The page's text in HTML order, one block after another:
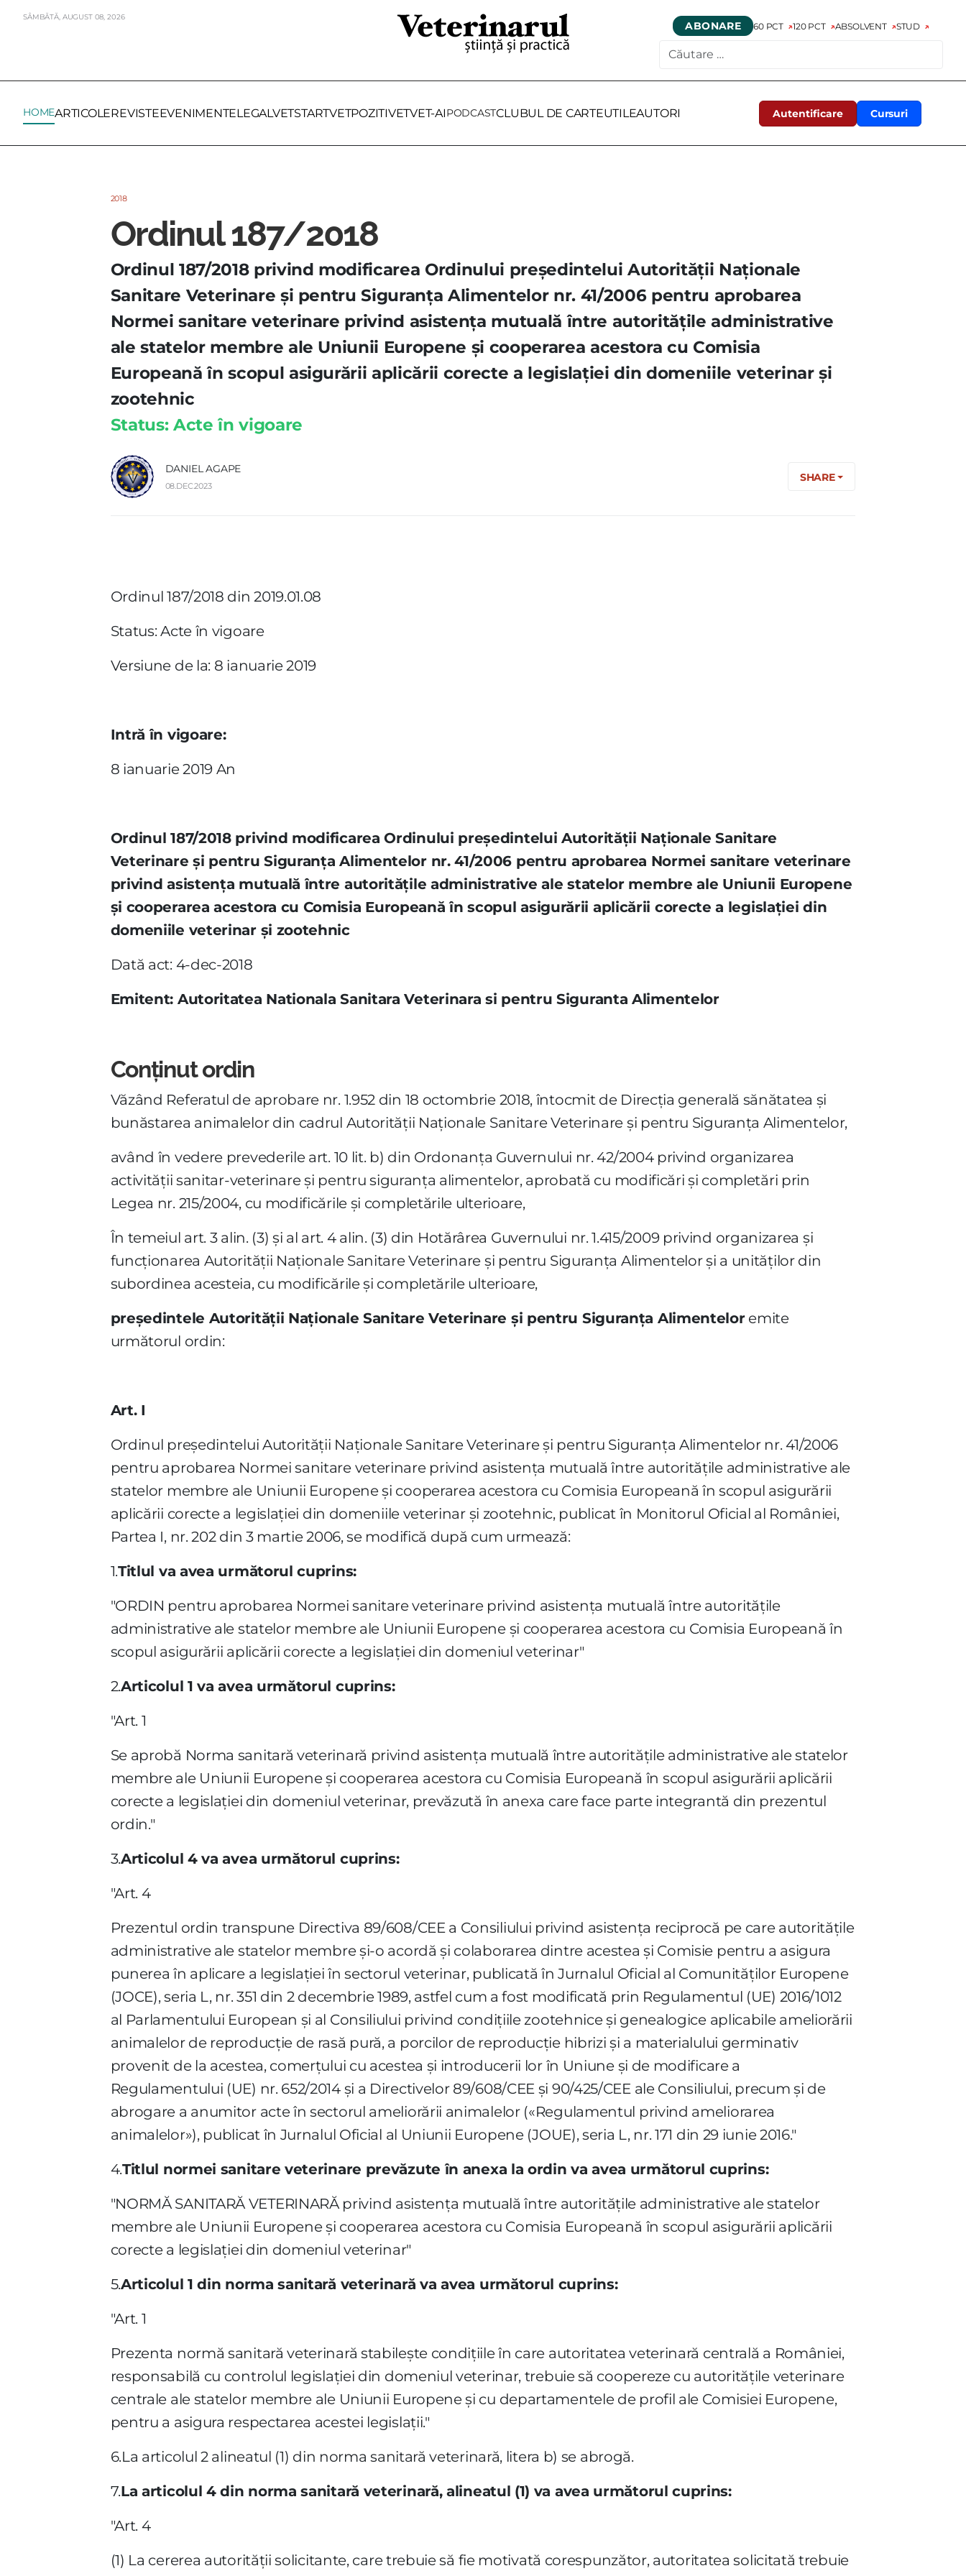
SÂMBĂTĂ, AUGUST 08,2026
ABONARE 60 PCT 120 PCT ABSOLVENT STUD
Autentificare Cursuri
HOMEARTICOLEREVISTEEVENIMENTELEGALVETSTARTVETPOZITIVETVET-AIPODCASTCLUBUL DE CARTEUTILEAUTORI
2018
Ordinul 187/2018
Ordinul 187/2018 privind modificarea Ordinului preşedintelui Autorităţii Naţionale
Sanitare Veterinare şi pentru Siguranţa Alimentelor nr. 41/2006 pentru aprobarea
Normei sanitare veterinare privind asistenţa mutuală între autorităţile administrative
ale statelor membre ale Uniunii Europene şi cooperarea acestora cu Comisia
Europeană în scopul asigurării aplicării corecte a legislaţiei din domeniile veterinar şi
zootehnic
Status: Acte în vigoare
DANIEL AGAPE
08.DEC.2023
SHARE
Ordinul 187/2018 din 2019.01.08
Status: Acte în vigoare
Versiune de la: 8 ianuarie 2019
Intră în vigoare:
8 ianuarie 2019 An
Ordinul 187/2018 privind modificarea Ordinului preşedintelui Autorităţii Naţionale Sanitare
Veterinare şi pentru Siguranţa Alimentelor nr. 41/2006 pentru aprobarea Normei sanitare veterinare
privind asistenţa mutuală între autorităţile administrative ale statelor membre ale Uniunii Europene
şi cooperarea acestora cu Comisia Europeană în scopul asigurării aplicării corecte a legislaţiei din
domeniile veterinar şi zootehnic
Dată act: 4-dec-2018
Emitent: Autoritatea Nationala Sanitara Veterinara si pentru Siguranta Alimentelor
Conținut ordin
Văzând Referatul de aprobare nr. 1.952 din 18 octombrie 2018, întocmit de Direcţia generală sănătatea şi
bunăstarea animalelor din cadrul Autorităţii Naţionale Sanitare Veterinare şi pentru Siguranţa Alimentelor,
având în vedere prevederile art. 10 lit. b) din Ordonanţa Guvernului nr. 42/2004 privind organizarea
activităţii sanitar-veterinare şi pentru siguranţa alimentelor, aprobată cu modificări şi completări prin
Legea nr. 215/2004, cu modificările şi completările ulterioare,
În temeiul art. 3 alin. (3) şi al art. 4 alin. (3) din Hotărârea Guvernului nr. 1.415/2009 privind organizarea şi
funcţionarea Autorităţii Naţionale Sanitare Veterinare şi pentru Siguranţa Alimentelor şi a unităţilor din
subordinea acesteia, cu modificările şi completările ulterioare,
preşedintele Autorităţii Naţionale Sanitare Veterinare şi pentru Siguranţa Alimenteloremite
următorul ordin:
Art. I
Ordinul preşedintelui Autorităţii Naţionale Sanitare Veterinare şi pentru Siguranţa Alimentelor nr. 41/2006
pentru aprobarea Normei sanitare veterinare privind asistenţa mutuală între autorităţile administrative ale
statelor membre ale Uniunii Europene şi cooperarea acestora cu Comisia Europeană în scopul asigurării
aplicării corecte a legislaţiei din domeniile veterinar şi zootehnic, publicat în Monitorul Oficial al României,
Partea I, nr. 202 din 3 martie 2006, se modifică după cum urmează:
1.Titlul va avea următorul cuprins:
"ORDIN pentru aprobarea Normei sanitare veterinare privind asistenţa mutuală între autorităţile
administrative ale statelor membre ale Uniunii Europene şi cooperarea acestora cu Comisia Europeană în
scopul asigurării aplicării corecte a legislaţiei din domeniul veterinar"
2.Articolul 1 va avea următorul cuprins:
"Art. 1
Se aprobă Norma sanitară veterinară privind asistenţa mutuală între autorităţile administrative ale statelor
membre ale Uniunii Europene şi cooperarea acestora cu Comisia Europeană în scopul asigurării aplicării
corecte a legislaţiei din domeniul veterinar, prevăzută în anexa care face parte integrantă din prezentul
ordin."
3.Articolul 4 va avea următorul cuprins:
"Art. 4
Prezentul ordin transpune Directiva 89/608/CEE a Consiliului privind asistenţa reciprocă pe care autorităţile
administrative ale statelor membre şi-o acordă şi colaborarea dintre acestea şi Comisie pentru a asigura
punerea în aplicare a legislaţiei în sectorul veterinar, publicată în Jurnalul Oficial al Comunităţilor Europene
(JOCE), seria L, nr. 351 din 2 decembrie 1989, astfel cum a fost modificată prin Regulamentul (UE) 2016/1012
al Parlamentului European şi al Consiliului privind condiţiile zootehnice şi genealogice aplicabile ameliorării
animalelor de reproducţie de rasă pură, a porcilor de reproducţie hibrizi şi a materialului germinativ
provenit de la acestea, comerţului cu acestea şi introducerii lor în Uniune şi de modificare a
Regulamentului (UE) nr. 652/2014 şi a Directivelor 89/608/CEE şi 90/425/CEE ale Consiliului, precum şi de
abrogare a anumitor acte în sectorul ameliorării animalelor («Regulamentul privind ameliorarea
animalelor»), publicat în Jurnalul Oficial al Uniunii Europene (JOUE), seria L, nr. 171 din 29 iunie 2016."
4.Titlul normei sanitare veterinare prevăzute în anexa la ordin va avea următorul cuprins:
"NORMĂ SANITARĂ VETERINARĂ privind asistenţa mutuală între autorităţile administrative ale statelor
membre ale Uniunii Europene şi cooperarea acestora cu Comisia Europeană în scopul asigurării aplicării
corecte a legislaţiei din domeniul veterinar"
5.Articolul 1 din norma sanitară veterinară va avea următorul cuprins:
"Art. 1
Prezenta normă sanitară veterinară stabileşte condiţiile în care autoritatea veterinară centrală a României,
responsabilă cu controlul legislaţiei din domeniul veterinar, trebuie să coopereze cu autorităţile veterinare
centrale ale statelor membre ale Uniunii Europene şi cu departamentele de profil ale Comisiei Europene,
pentru a asigura respectarea acestei legislaţii."
6.La articolul 2 alineatul (1) din norma sanitară veterinară, litera b) se abrogă.
7.La articolul 4 din norma sanitară veterinară, alineatul (1) va avea următorul cuprins:
"Art. 4
(1) La cererea autorităţii solicitante, care trebuie să fie motivată corespunzător, autoritatea solicitată trebuie